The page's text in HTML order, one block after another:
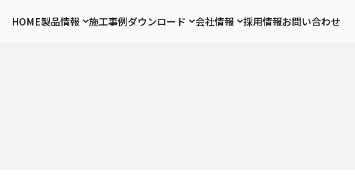
HOME製品情報 施工事例ダウンロード 会社情報 採用情報お問い合わせ